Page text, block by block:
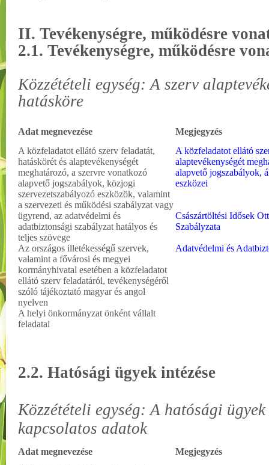
II. Tevékenységre, működésre
2.1. Tevékenységre, működésre
Közzétételi egység: A szerv
hatásköre
Adat megnevezése
Megjegyzés
A közfeladatot ellátó szerv feladatát,
hatáskörét és alaptevékenységét
meghatározó, a szervre vonatkozó
alapvető jogszabályok, közjogi
szervezetszabályozó eszközök, valamint
a szervezeti és működési szabályzat vagy
ügyrend, az adatvédelmi és
adatbiztonsági szabályzat hatályos és
teljes szövege
Az országos illetékességű szervek,
valamint a fővárosi és megyei
kormányhivatal esetében a közfeladatot
ellátó szerv feladatáról, tevékenységéről
szóló tájékoztató magyar és angol
nyelven
A helyi önkormányzat önként vállalt
feladatai
A közfeladatot ellátó
alaptevékenységét
alapvető jogszabályok,
eszközei
Császártöltési Idősek
Szabályzata
Adatvédelmi és
2.2. Hatósági ügyek intézése
Közzétételi egység: A hatósági
kapcsolatos adatok
Adat megnevezése
Megjegyzés